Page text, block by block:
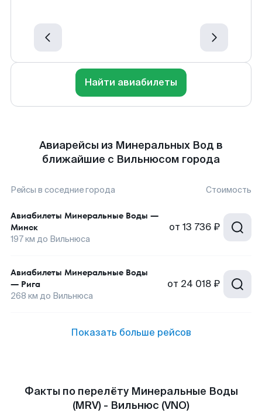
Найти авиабилеты
Авиарейсы из Минеральных Вод в
ближайшие с Вильнюсом города
Рейсы в соседние города Стоимость
Авиабилеты Минеральные Воды —
Минск
197км до Вильнюса
от 13 736 ₽
Авиабилеты Минеральные Воды
— Рига
268 км до Вильнюса
от 24 018 ₽
Показать больше рейсов
Факты по перелёту Минеральные Воды
(MRV) - Вильнюс (VNO)